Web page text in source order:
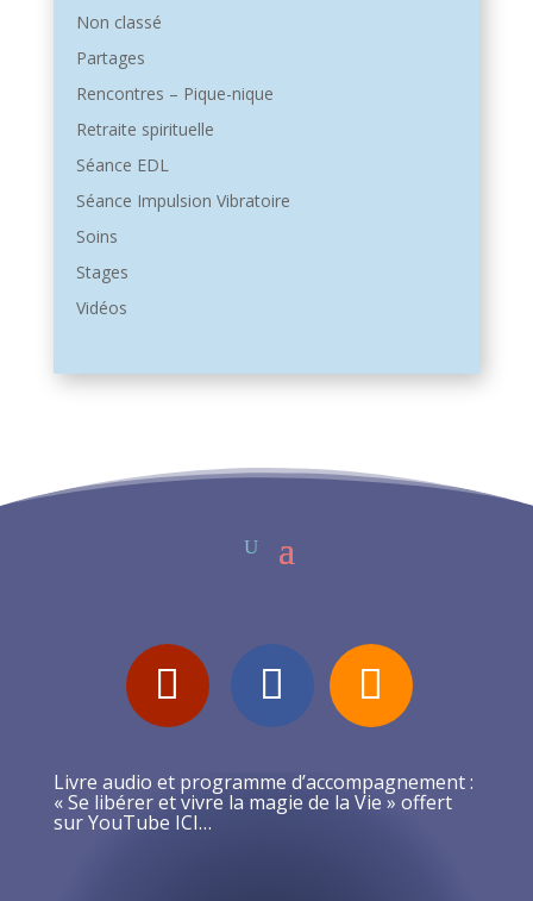
Non classé
Partages
Rencontres – Pique-nique
Retraite spirituelle
Séance EDL
Séance Impulsion Vibratoire
Soins
Stages
Vidéos
Livre audio et programme d’accompagnement :
« Se libérer et vivre la magie de la Vie » offert
sur YouTube ICI…